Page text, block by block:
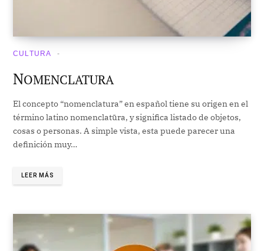
CULTURA
NOMENCLATURA
El concepto “nomenclatura” en español tiene su origen en el
término latino nomenclatūra, y significa listado de objetos,
cosas o personas. A simple vista, esta puede parecer una
definición muy…
LEER MÁS